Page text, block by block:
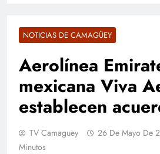
NOTICIAS DE CAMAGÜEY
Aerolínea
mexicana Viva
establecen
TV Camaguey 26 De Mayo De
Minutos